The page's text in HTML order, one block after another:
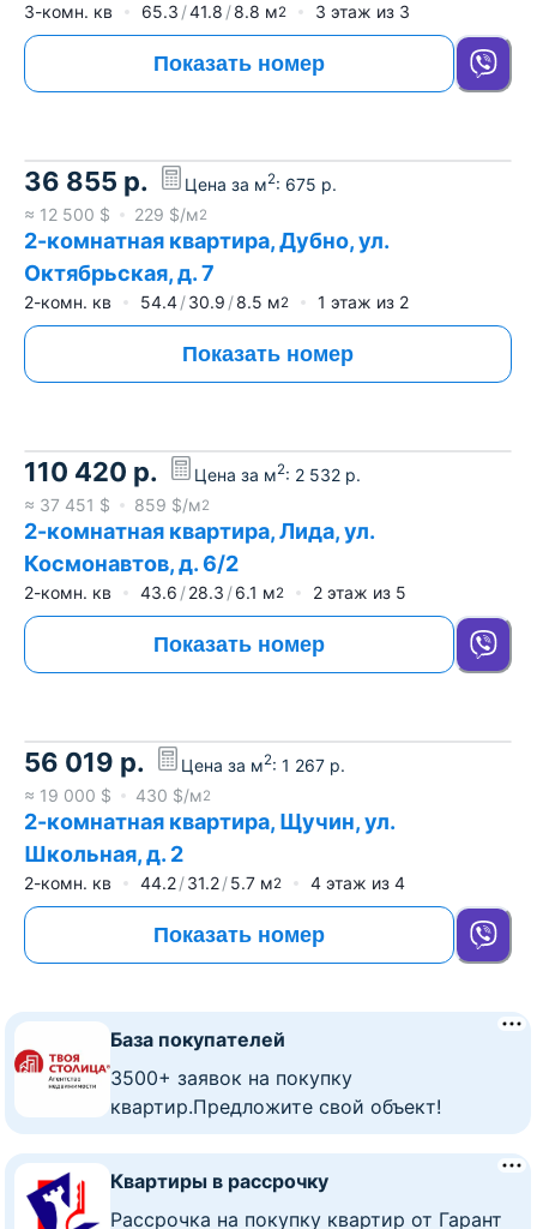
3-комн. кв 65.3 41.8 8.8 м2 3 этаж из 3
Показать номер
36 855 р. Цена за м2: 675 р.
≈ 12 500 $ 229 $/м2
2-комнатная квартира, Дубно, ул.
Октябрьская, д. 7
2-комн. кв 54.4 30.9 8.5 м2 1 этаж из 2
Показать номер
110 420 р. Цена за м2: 2 532 р.
≈ 37 451 $ 859 $/м2
2-комнатная квартира, Лида, ул.
Космонавтов, д. 6/2
2-комн. кв 43.6 28.3 6.1 м2 2 этаж из 5
Показать номер
56 019 р. Цена за м2: 1 267 р.
≈ 19 000 $ 430 $/м2
2-комнатная квартира, Щучин, ул.
Школьная, д. 2
2-комн. кв 44.2 31.2 5.7 м2 4 этаж из 4
Показать номер
База покупателей
3500+ заявок на покупку
квартир.Предложите свой объект!
Квартиры в рассрочку
Рассрочка на покупку квартир от Гарант